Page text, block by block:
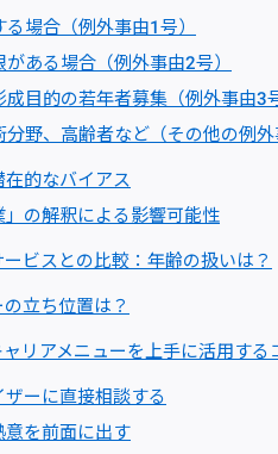
場合（例外事由1号）
ある場合（例外事由2号）
目的の若年者募集（例外事由3
野、高齢者など（その他の例外
的なバイアス
」の解釈による影響可能性
ビスとの比較：年齢の扱いは？
立ち位置は？
リアメニューを上手に活用する
ーに直接相談する
を前面に出す